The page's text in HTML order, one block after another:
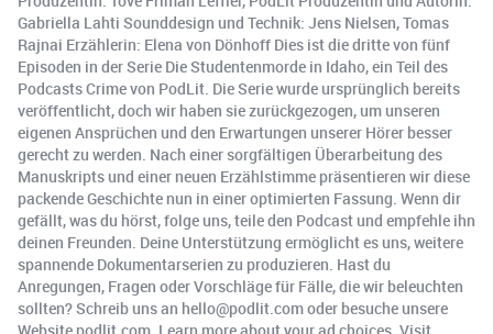
Gabriella Lahti Sounddesign und Technik: Jens Nielsen, Tomas
Rajnai Erzählerin: Elena von Dönhoff Dies ist die dritte von fünf
Episoden in der Serie Die Studentenmorde in Idaho, ein Teil des
Podcasts Crime von PodLit. Die Serie wurde ursprünglich bereits
veröffentlicht, doch wir haben sie zurückgezogen, um unseren
eigenen Ansprüchen und den Erwartungen unserer Hörer besser
gerecht zu werden. Nach einer sorgfältigen Überarbeitung des
Manuskripts und einer neuen Erzählstimme präsentieren wir diese
packende Geschichte nun in einer optimierten Fassung. Wenn dir
gefällt, was du hörst, folge uns, teile den Podcast und empfehle ihn
deinen Freunden. Deine Unterstützung ermöglicht es uns, weitere
spannende Dokumentarserien zu produzieren. Hast du
Anregungen, Fragen oder Vorschläge für Fälle, die wir beleuchten
sollten? Schreib uns an hello@podlit.com oder besuche unsere